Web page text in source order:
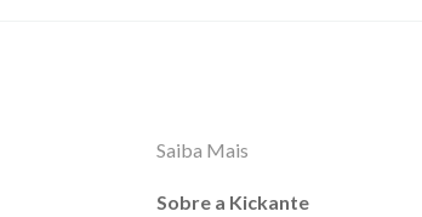
Saiba Mais
Sobre a Kickante